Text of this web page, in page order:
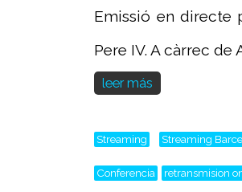
Emissió en directe
Pere IV. A càrrec de
leer más
Streaming Streaming
Conferencia retransmision